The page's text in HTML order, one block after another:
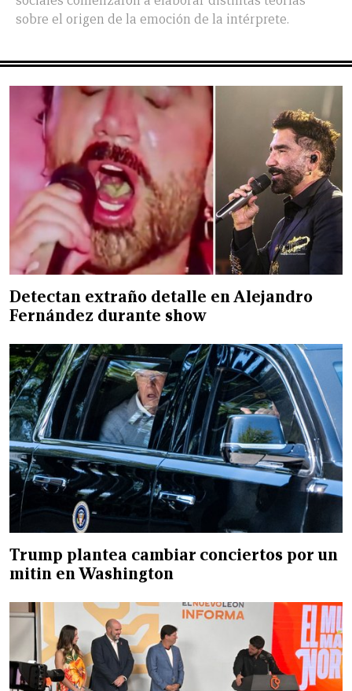
sobre el origen de la emoción de la intérprete.
Detectan extraño detalle en Alejandro
Fernández durante show
Trump plantea cambiar conciertos por un
mitin en Washington